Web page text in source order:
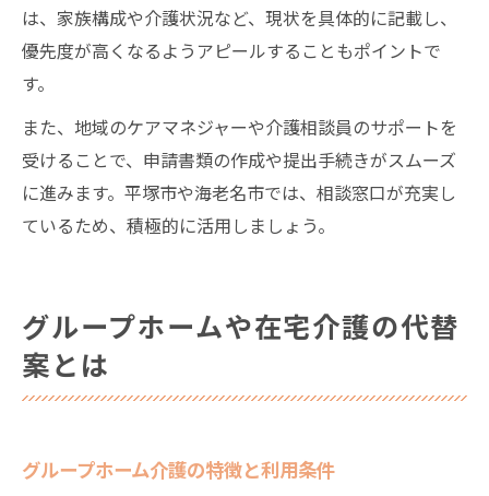
は、家族構成や介護状況など、現状を具体的に記載し、
優先度が高くなるようアピールすることもポイントで
す。
また、地域のケアマネジャーや介護相談員のサポートを
受けることで、申請書類の作成や提出手続きがスムーズ
に進みます。平塚市や海老名市では、相談窓口が充実し
ているため、積極的に活用しましょう。
グループホームや在宅介護の代替
案とは
グループホーム介護の特徴と利用条件